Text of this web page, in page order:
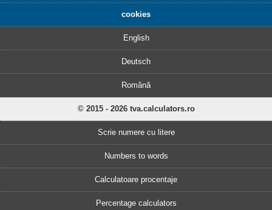
cookies
English
Deutsch
Română
© 2015 - 2026 tva.calculators.ro
Scrie numere cu litere
Numbers to words
Calculatoare procentaje
Percentage calculators